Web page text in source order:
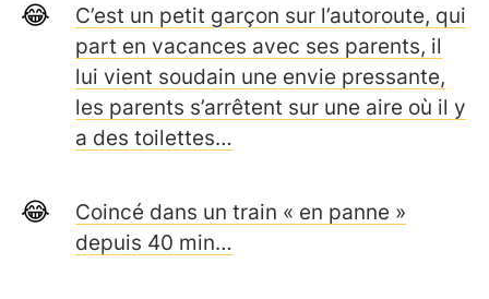
C’est un petit garçon sur l’autoroute, qui
part en vacances avec ses parents, il
lui vient soudain une envie pressante,
les parents s’arrêtent sur une aire où il y
a des toilettes…
Coincé dans un train « en panne »
depuis 40 min…